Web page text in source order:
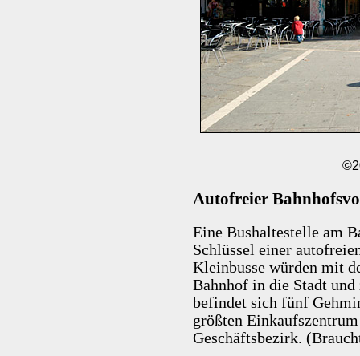
Autofreier
Eine Bushaltestelle am
Schlüssel einer
Kleinbusse würden mit
Bahnhof in die Stadt
befindet sich fünf
größten
Geschäftsbezirk.